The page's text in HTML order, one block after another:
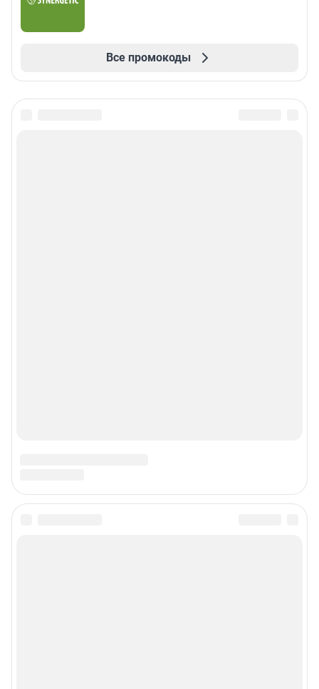
Все промокоды